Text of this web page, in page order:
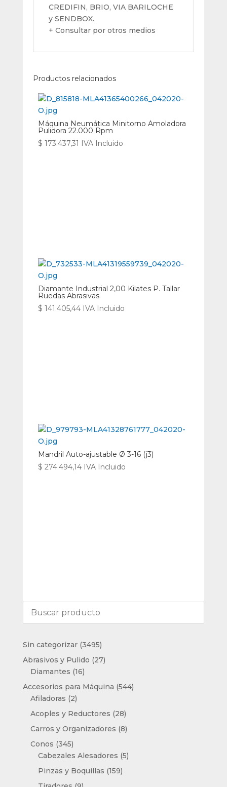
CREDIFIN, BRIO, VIA BARILOCHE
y SENDBOX.
+ Consultar por otros medios
Productos relacionados
Máquina Neumática Minitorno Amoladora
Pulidora 22.000 Rpm
$ 173.437,31 IVA Incluido
Diamante Industrial 2,00 Kilates P. Tallar
Ruedas Abrasivas
$ 141.405,44 IVA Incluido
Mandril Auto-ajustable Ø 3-16 (j3)
$ 274.494,14 IVA Incluido
Sin categorizar 34953495
productos
Abrasivos y Pulido 2727
Diamantes 1616
productos
Accesorios para Máquina 544544
Afiladoras 22
productos
Acoples y Reductores 2828
productos
Carros y Organizadores 88
Conos 345345
productos
Cabezales Alesadores 55
Pinzas y Boquillas 159159